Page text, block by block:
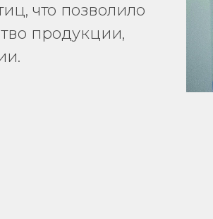
что позволило
продукции,